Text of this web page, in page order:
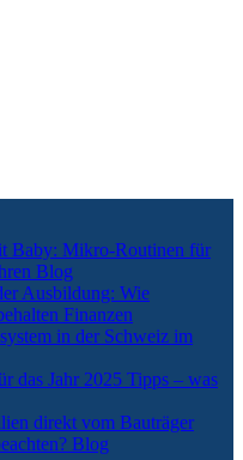
Baby: Mikro-Routinen für
Blog
Ausbildung: Wie
Finanzen
in der Schweiz im
das Jahr 2025 Tipps – was
direkt vom Bauträger
Blog